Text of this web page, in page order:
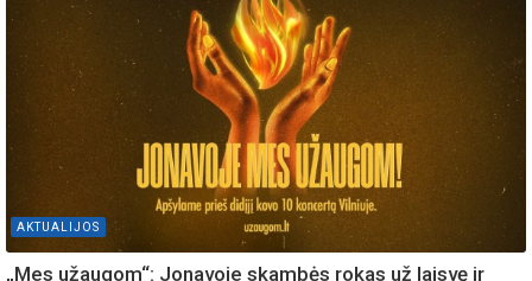
AKTUALIJOS
„Mes užaugom“: Jonavoje skambės rokas už laisvę ir